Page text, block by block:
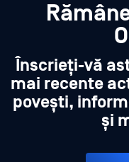
Înscrieți-vă
mai recente
povești,
și